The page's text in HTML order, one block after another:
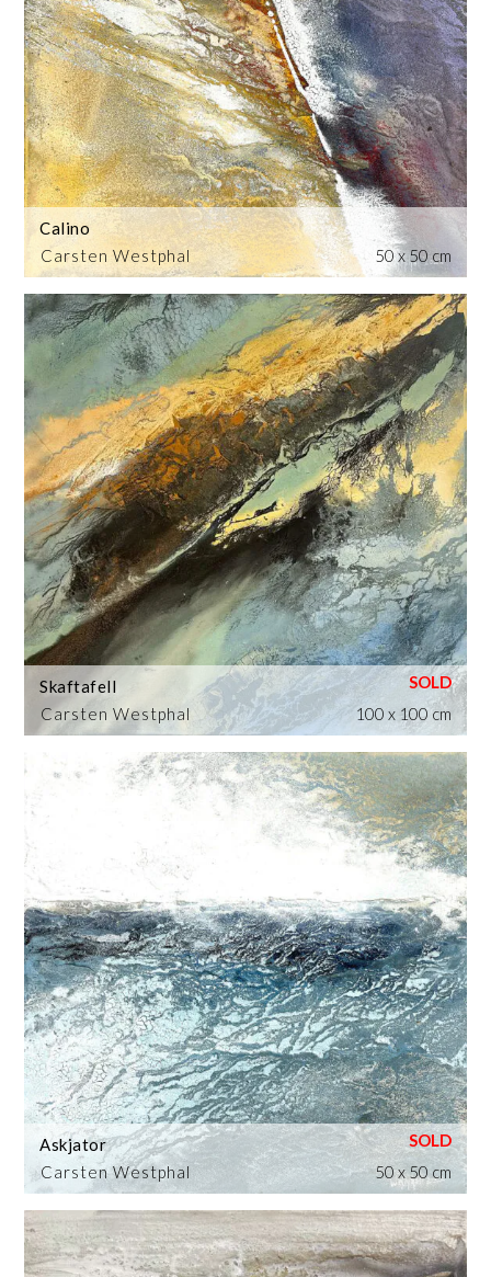
Carsten Westphal
Calino
50 x 50 cm
Carsten Westphal
Skaftafell
100 x 100 cm
Carsten Westphal
Askjator
50 x 50 cm